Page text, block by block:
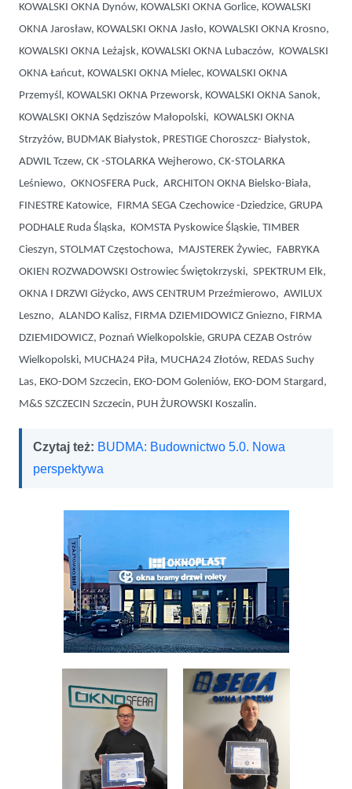
KOWALSKI OKNA Dynów, KOWALSKI OKNA Gorlice, KOWALSKI
OKNA Jarosław, KOWALSKI OKNA Jasło, KOWALSKI OKNA Krosno,
KOWALSKI OKNA Leżajsk, KOWALSKI OKNA Lubaczów, KOWALSKI
OKNA Łańcut, KOWALSKI OKNA Mielec, KOWALSKI OKNA
Przemyśl, KOWALSKI OKNA Przeworsk, KOWALSKI OKNA Sanok,
KOWALSKI OKNA Sędziszów Małopolski, KOWALSKI OKNA
Strzyżów, BUDMAK Białystok, PRESTIGE Choroszcz- Białystok,
ADWIL Tczew, CK -STOLARKA Wejherowo, CK-STOLARKA
Leśniewo, OKNOSFERA Puck, ARCHITON OKNA Bielsko-Biała,
FINESTRE Katowice, FIRMA SEGA Czechowice -Dziedzice, GRUPA
PODHALE Ruda Śląska, KOMSTA Pyskowice Śląskie, TIMBER
Cieszyn, STOLMAT Częstochowa, MAJSTEREK Żywiec, FABRYKA
OKIEN ROZWADOWSKI Ostrowiec Świętokrzyski, SPEKTRUM Ełk,
OKNA I DRZWI Giżycko, AWS CENTRUM Przeźmierowo, AWILUX
Leszno, ALANDO Kalisz, FIRMA DZIEMIDOWICZ Gniezno, FIRMA
DZIEMIDOWICZ, Poznań Wielkopolskie, GRUPA CEZAB Ostrów
Wielkopolski, MUCHA24 Piła, MUCHA24 Złotów, REDAS Suchy
Las, EKO-DOM Szczecin, EKO-DOM Goleniów, EKO-DOM Stargard,
M&S SZCZECIN Szczecin, PUH ŻUROWSKI Koszalin.
Czytaj też: BUDMA: Budownictwo 5.0. Nowa
perspektywa